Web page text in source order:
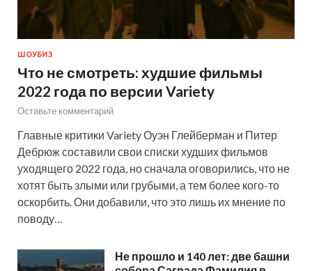
ШОУБИЗ
Что не смотреть: худшие фильмы
2022 года по версии Variety
Оставьте комментарий
Главные критики Variety Оуэн Глейберман и Питер
Дебрюж составили свои списки худших фильмов
уходящего 2022 года, но сначала оговорились, что не
хотят быть злыми или грубыми, а тем более кого-то
оскорбить. Они добавили, что это лишь их мнение по
поводу…
Не прошло и 140 лет: две башни